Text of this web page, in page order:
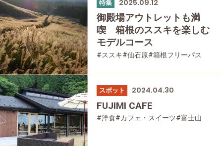
特集 2025.09.12
御殿場アウトレットも満
喫 箱根のススキを楽しむ
モデルコース
#ススキ#仙石原#箱根フリーパス
スポット 2024.04.30
FUJIMI CAFE
#洋食#カフェ・スイーツ#富士山